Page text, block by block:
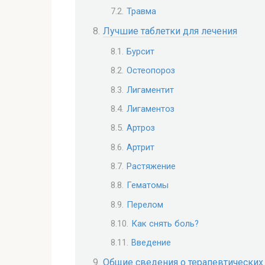
Травма
Лучшие таблетки для лечения
Бурсит
Остеопороз
Лигаментит
Лигаментоз
Артроз
Артрит
Растяжение
Гематомы
Перелом
Как снять боль?
Введение
Общие сведения о